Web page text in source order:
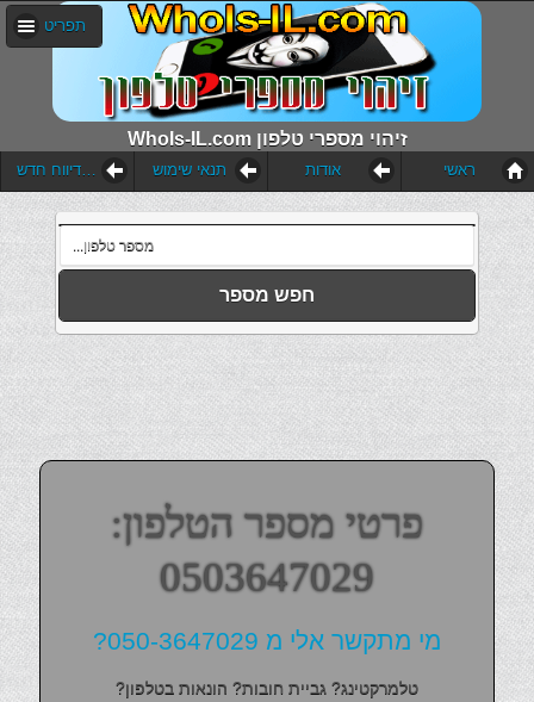
WhoIs-IL.com זיהוי מספרי טלפון
תפריט
הוסף דיווח חדש תנאי שימוש אודות ראשי
חפש מספר
פרטי מספר הטלפון:
0503647029
מי מתקשר אלי מ 050-3647029?
טלמרקטינג? גביית חובות? הונאות בטלפון?